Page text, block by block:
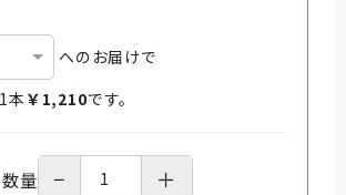
へのお届けで
1本 ￥ 1,210です。
数量 − ＋